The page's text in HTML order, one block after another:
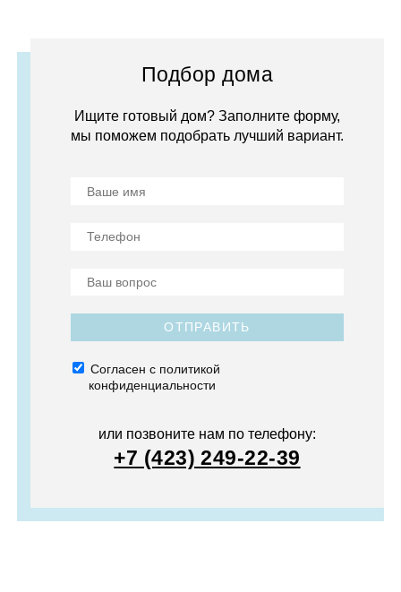
Подбор дома
Ищите готовый дом? Заполните форму,
мы поможем подобрать лучший вариант.
ОТПРАВИТЬ
Согласен с политикой
конфиденциальности
или позвоните нам по телефону:
+7 (423) 249-22-39